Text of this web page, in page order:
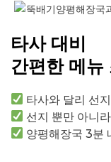
타사 대비
간편한 메뉴
타사와 달리 선
선지 뿐만 아니
양평해장국 3분